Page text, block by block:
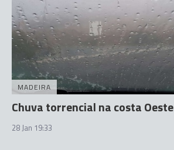
MADEIRA
Chuva torrencial na costa Oeste
28 Jan 19:33